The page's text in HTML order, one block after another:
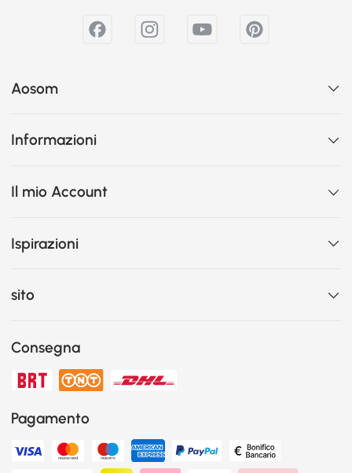
Aosom
Informazioni
Il mio Account
Ispirazioni
sito
Consegna
Pagamento